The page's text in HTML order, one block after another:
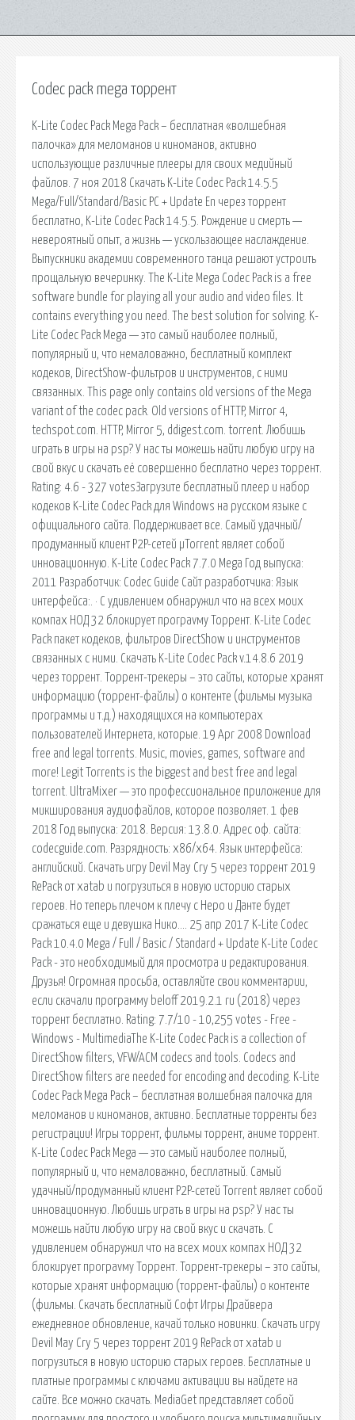
Codec pack mega торрент
K-Lite Codec Pack Mega Pack – бесплатная «волшебная
палочка» для меломанов и киноманов, активно
использующие различные плееры для своих медийный
файлов. 7 ноя 2018 Скачать K-Lite Codec Pack 14.5.5
Mega/Full/Standard/Basic РС + Update En через торрент
бесплатно, K-Lite Codec Pack 14.5.5. Рождение и смерть —
невероятный опыт, а жизнь — ускользающее наслаждение.
Выпускники академии современного танца решают устроить
прощальную вечеринку. The K-Lite Mega Codec Pack is a free
software bundle for playing all your audio and video files. It
contains everything you need. The best solution for solving. K-
Lite Codec Pack Mega — это самый наиболее полный,
популярный и, что немаловажно, бесплатный комплект
кодеков, DirectShow-фильтров и инструментов, с ними
связанных. This page only contains old versions of the Mega
variant of the codec pack. Old versions of HTTP, Mirror 4,
techspot.com. HTTP, Mirror 5, ddigest.com. torrent. Любишь
играть в игры на psp? У нас ты можешь найти любую игру на
свой вкус и скачать её совершенно бесплатно через торрент.
Rating: 4.6 - 327 votesЗагрузите бесплатный плеер и набор
кодеков K-Lite Codec Pack для Windows на русском языке с
официального сайта. Поддерживает все. Самый удачный/
продуманный клиент P2P-сетей µTorrent являет собой
инновационную. K-Lite Codec Pack 7.7.0 Mega Год выпуска:
2011 Разработчик: Codec Guide Сайт разработчика: Язык
интерфейса:. · C удивлением обнаружил что на всех моих
компах НОД 32 блокирует програvму Торрент. K-Lite Codec
Pack пакет кодеков, фильтров DirectShow и инструментов
связанных с ними. Скачать K-Lite Codec Pack v.14.8.6 2019
через торрент. Торрент-трекеры – это сайты, которые хранят
информацию (торрент-файлы) о контенте (фильмы музыка
программы и т.д.) находящихся на компьютерах
пользователей Интернета, которые. 19 Apr 2008 Download
free and legal torrents. Music, movies, games, software and
more! Legit Torrents is the biggest and best free and legal
torrent. UltraMixer — это профессиональное приложение для
микширования аудиофайлов, которое позволяет. 1 фев
2018 Год выпуска: 2018. Версия: 13.8.0. Адрес оф. сайта:
codecguide.com. Разрядность: x86/x64. Язык интерфейса:
английский. Скачать игру Devil May Cry 5 через торрент 2019
RePack от xatab и погрузиться в новую историю старых
героев. Но теперь плечом к плечу с Неро и Данте будет
сражаться еще и девушка Нико…. 25 апр 2017 K-Lite Codec
Pack 10.4.0 Mega / Full / Basic / Standard + Update K-Lite Codec
Pack - это необходимый для просмотра и редактирования.
Друзья! Огромная просьба, оставляйте свои комментарии,
если скачали программу beloff 2019.2.1 ru (2018) через
торрент бесплатно. Rating: 7.7/10 - 10,255 votes - Free -
Windows - MultimediaThe K-Lite Codec Pack is a collection of
DirectShow filters, VFW/ACM codecs and tools. Codecs and
DirectShow filters are needed for encoding and decoding. K-Lite
Codec Pack Mega Pack – бесплатная волшебная палочка для
меломанов и киноманов, активно. Бесплатные торренты без
регистрации! Игры торрент, фильмы торрент, аниме торрент.
K-Lite Codec Pack Mega — это самый наиболее полный,
популярный и, что немаловажно, бесплатный. Самый
удачный/продуманный клиент P2P-сетей Torrent являет собой
инновационную. Любишь играть в игры на psp? У нас ты
можешь найти любую игру на свой вкус и скачать. C
удивлением обнаружил что на всех моих компах НОД 32
блокирует програvму Торрент. Торрент-трекеры – это сайты,
которые хранят информацию (торрент-файлы) о контенте
(фильмы. Скачать бесплатный Софт Игры Драйвера
ежедневное обновление, качай только новинки. Скачать игру
Devil May Cry 5 через торрент 2019 RePack от xatab и
погрузиться в новую историю старых героев. Бесплатные и
платные программы с ключами активации вы найдете на
сайте. Все можно скачать. MediaGet представляет собой